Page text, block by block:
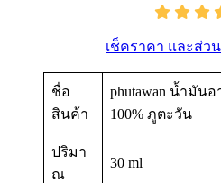
เช็คราคา และส่วน
ชื่อ
สินค้า
phutawan น้ำมัน
100% ภูตะวัน
ปริมา
ณ
30 ml